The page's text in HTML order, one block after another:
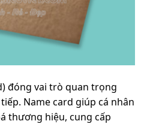
đóng vai trò quan trọng
Name card giúp cá nhân
thương hiệu, cung cấp